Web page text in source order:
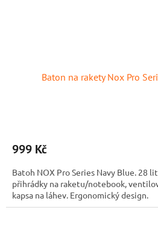
Baton na rakety Nox Pro
999 Kč
Batoh NOX Pro Series Navy Blue. 28
přihrádky na raketu/notebook,
kapsa na láhev. Ergonomický design.